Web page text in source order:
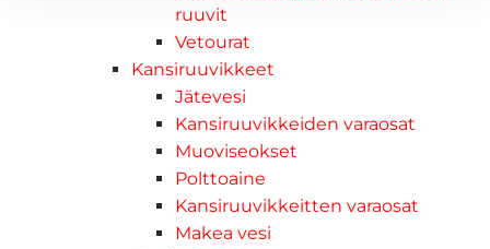
ruuvit
Vetourat
Kansiruuvikkeet
Jätevesi
Kansiruuvikkeiden varaosat
Muoviseokset
Polttoaine
Kansiruuvikkeitten varaosat
Makea vesi